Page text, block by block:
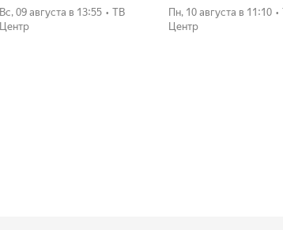
вс, 09 августа в 13:55 • ТВ
Центр
пн, 10 августа в 11:10 •
Центр